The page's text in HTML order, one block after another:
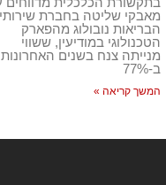
מאבקי שליטה בחברת שירותי
הבריאות נובולוג מהפארק
הטכנולוגי במודיעין, ששווי
מנייתה צנח בשנים האחרונות
ב-77%
המשך קריאה »